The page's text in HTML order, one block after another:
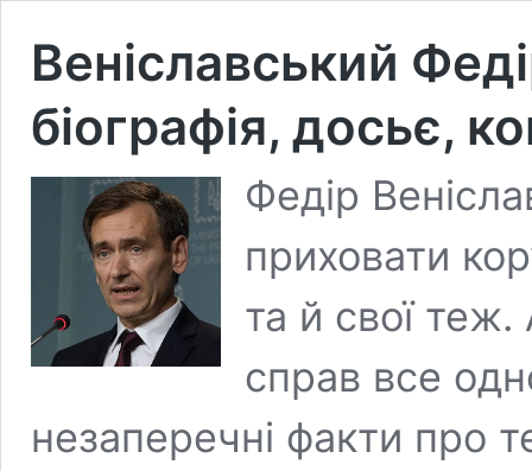
Веніславський
біографія, досьє,
Федір
приховати
та й свої
справ все
незаперечні факти про